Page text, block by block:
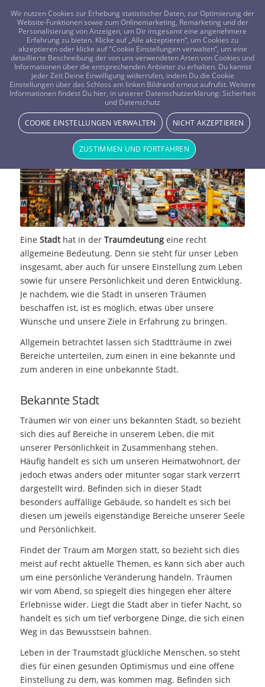
FRAGEN? KOSTENLOS ANRUFEN: 0800-8478266
Traumdeutung: Stadt
TRAUMWELT & BEDEUTUNG
Eine Stadt hat in der Traumdeutungeine recht
allgemeine Bedeutung. Denn sie steht für unser Leben
insgesamt, aber auch für unsere Einstellung zum Leben
sowie für unsere Persönlichkeit und deren Entwicklung.
Je nachdem, wie die Stadt in unseren Träumen
beschaffen ist, ist es möglich, etwas über unsere
Wünsche und unsere Ziele in Erfahrung zu bringen.
Allgemein betrachtet lassen sich Stadtträume in zwei
Bereiche unterteilen, zum einen in eine bekannte und
zum anderen in eine unbekannte Stadt.
Bekannte Stadt
Träumen wir von einer uns bekannten Stadt, so bezieht
sich dies auf Bereiche in unserem Leben, die mit
unserer Persönlichkeit in Zusammenhang stehen.
Häufig handelt es sich um unseren Heimatwohnort, der
jedoch etwas anders oder mitunter sogar stark verzerrt
dargestellt wird. Befinden sich in dieser Stadt
besonders auffällige Gebäude, so handelt es sich bei
diesen um jeweils eigenständige Bereiche unserer Seele
und Persönlichkeit.
Findet der Traum am Morgen statt, so bezieht sich dies
meist auf recht aktuelle Themen, es kann sich aber auch
um eine persönliche Veränderung handeln. Träumen
wir vom Abend, so spiegelt dies hingegen eher ältere
Erlebnisse wider. Liegt die Stadt aber in tiefer Nacht, so
handelt es sich um tief verborgene Dinge, die sich einen
Weg in das Bewusstsein bahnen.
Leben in der Traumstadt glückliche Menschen, so steht
dies für einen gesunden Optimismus und eine offene
Einstellung zu dem, was kommen mag. Befinden sich
Wir nutzen Cookies zur Erhebung statistischer Daten, zur Optimierung der
Website-Funktionen sowie zum Onlinemarketing, Remarketing und der
Personalisierung von Anzeigen, um Dir insgesamt eine angenehmere
Erfahrung zu bieten. Klicke auf „Alle akzeptieren“, um Cookies zu
akzeptieren oder klicke auf "Cookie Einstellungen verwalten“, um eine
detaillierte Beschreibung der von uns verwendeten Arten von Cookies und
Informationen über die entsprechenden Anbieter zu erhalten. Du kannst
jeder Zeit Deine Einwilligung widerrufen, indem Du die Cookie
Einstellungen über das Schloss am linken Bildrand erneut aufrufst. Weitere
Informationen findest Du hier, in unserer Datenschutzerklärung: Sicherheit
und Datenschutz
COOKIE EINSTELLUNGEN VERWALTEN NICHT AKZEPTIEREN
ZUSTIMMEN UND FORTFAHREN